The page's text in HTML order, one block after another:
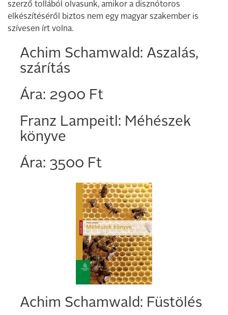
szerző tollából olvasunk, amikor a disznótoros
elkészítéséről biztos nem egy magyar szakember is
szívesen írt volna.
Achim Schamwald: Aszalás,
szárítás
Ára: 2900 Ft
Franz Lampeitl: Méhészek
könyve
Ára: 3500 Ft
Achim Schamwald: Füstölés